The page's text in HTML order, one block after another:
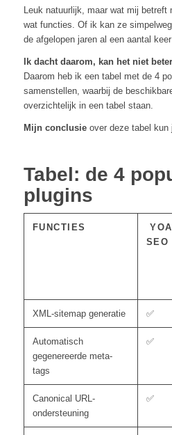
Leuk natuurlijk, maar wat mij
wat functies. Of ik kan ze
de afgelopen jaren al een aantal
Ik dacht daarom, kan het niet
Daarom heb ik een tabel met de 4
samenstellen, waarbij de
overzichtelijk in een tabel staan.
Mijn conclusieover deze tabel kun
Tabel: de 4
plugins
FUNCTIES
SEO
XML-sitemap generatie ✅
Automatisch
gegenereerde meta-
tags
✅
Canonical URL-
ondersteuning
✅